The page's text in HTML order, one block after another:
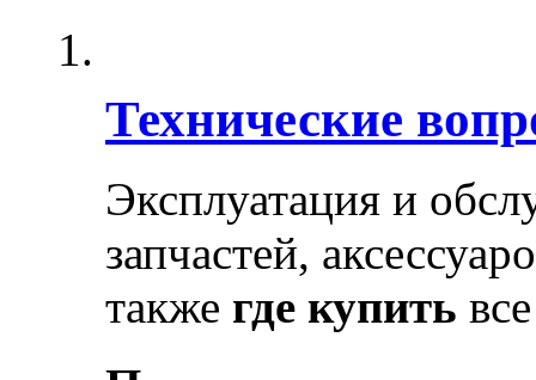
Технические
Эксплуатация и
запчастей,
также где купить